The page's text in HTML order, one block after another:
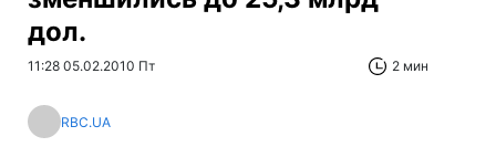
дол.
11:28 05.02.2010 Пт 2 мин
RBC.UA